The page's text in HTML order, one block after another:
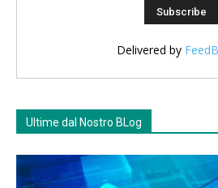
Delivered by
Ultime dal Nostro BLog